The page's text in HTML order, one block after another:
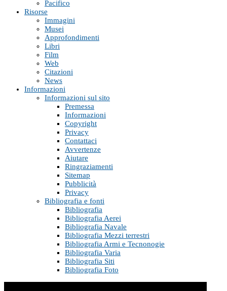
Pacifico
Risorse
Immagini
Musei
Approfondimenti
Libri
Film
Web
Citazioni
News
Informazioni
Informazioni sul sito
Premessa
Informazioni
Copyright
Privacy
Contattaci
Avvertenze
Aiutare
Ringraziamenti
Sitemap
Pubblicità
Privacy
Bibliografia e fonti
Bibliografia
Bibliografia Aerei
Bibliografia Navale
Bibliografia Mezzi terrestri
Bibliografia Armi e Tecnonogie
Bibliografia Varia
Bibliografia Siti
Bibliografia Foto